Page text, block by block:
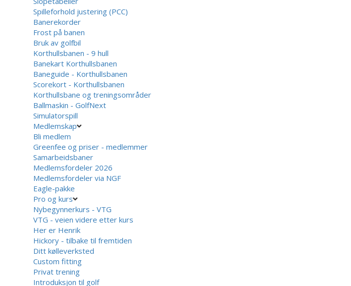
Spilleforhold justering (PCC)
Banerekorder
Frost på banen
Bruk av golfbil
Korthullsbanen - 9 hull
Banekart Korthullsbanen
Baneguide - Korthullsbanen
Scorekort - Korthullsbanen
Korthullsbane og treningsområder
Ballmaskin - GolfNext
Simulatorspill
Medlemskap
Bli medlem
Greenfee og priser - medlemmer
Samarbeidsbaner
Medlemsfordeler 2026
Medlemsfordeler via NGF
Eagle-pakke
Pro og kurs
Nybegynnerkurs - VTG
VTG - veien videre etter kurs
Her er Henrik
Hickory - tilbake til fremtiden
Ditt kølleverksted
Custom fitting
Privat trening
Introduksjon til golf